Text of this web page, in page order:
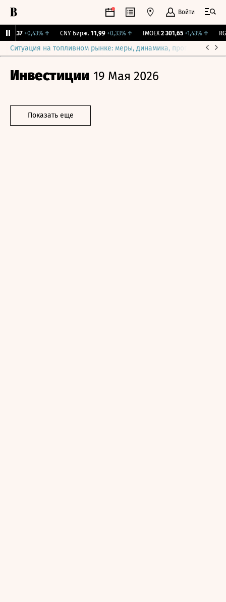
Войти
115,37 +0,43%↑ CNY Бирж. 11,99 +0,33%↑ IMOEX 2 301,65 +1,43%↑
Ситуация на топливном рынке: меры, динамика, прогнозы
Инвестиции 19 Мая 2026
Показать еще